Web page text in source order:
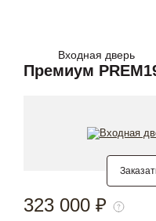
Входная дверь
Премиум
323 000 ₽